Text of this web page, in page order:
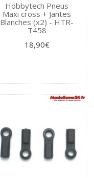
Hobbytech Pneus
Maxi cross + Jantes
Blanches (x2) - HTR-
T458
18,90€